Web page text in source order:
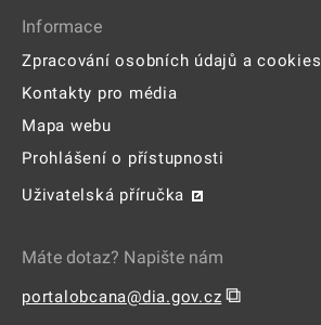
Informace
Zpracování osobních údajů a cookies
Kontakty pro média
Mapa webu
Prohlášení o přístupnosti
Uživatelská příručka
Máte dotaz? Napište nám
portalobcana@dia.gov.cz ⧉